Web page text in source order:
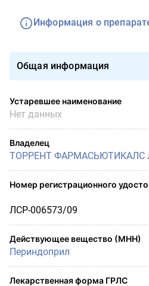
Информация о
Общая информация
Устаревшее наименование
Нет данных
Владелец
ТОРРЕНТ ФАРМАСЬЮТИКАЛС
Номер регистрационного
ЛСР-006573/09
Действующее вещество (МНН)
Периндоприл
Лекарственная форма ГРЛС